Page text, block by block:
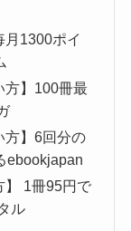
月1300ポイ
方】100冊最
方】6回分の
ebookjapan
】 1冊95円で
ル